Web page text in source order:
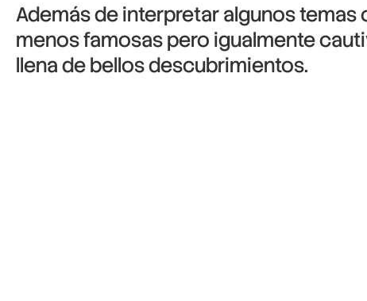
Además de interpretar algunos
menos famosas pero igualmente
llena de bellos descubrimientos.